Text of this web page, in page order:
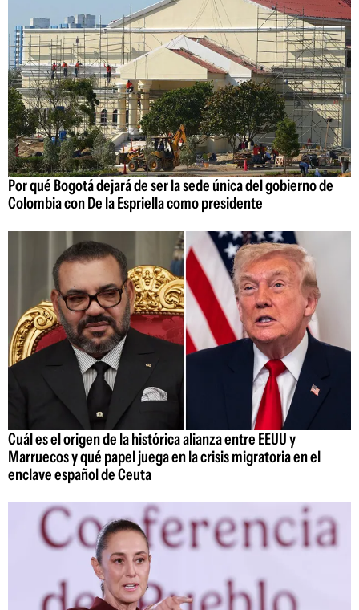
Por qué Bogotá dejará de ser la sede única del gobierno de
Colombia con De la Espriella como presidente
Cuál es el origen de la histórica alianza entre EEUU y
Marruecos y qué papel juega en la crisis migratoria en el
enclave español de Ceuta